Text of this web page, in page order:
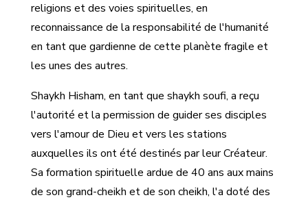
religions et des voies spirituelles, en
reconnaissance de la responsabilité de l'humanité
en tant que gardienne de cette planète fragile et
les unes des autres.
Shaykh Hisham, en tant que shaykh soufi, a reçu
l'autorité et la permission de guider ses disciples
vers l'amour de Dieu et vers les stations
auxquelles ils ont été destinés par leur Créateur.
Sa formation spirituelle ardue de 40 ans aux mains
de son grand-cheikh et de son cheikh, l'a doté des